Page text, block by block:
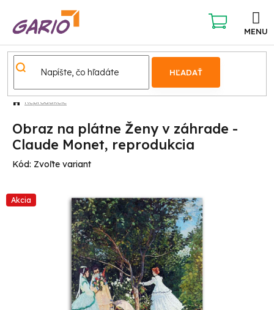
obsah
HĽADAŤ
NÁKUPNÝ
KOŠÍK
Reprodukcie
Obraz na plátne Ženy v záhrade -
Claude Monet, reprodukcia
Kód: Zvoľte variant
Akcia